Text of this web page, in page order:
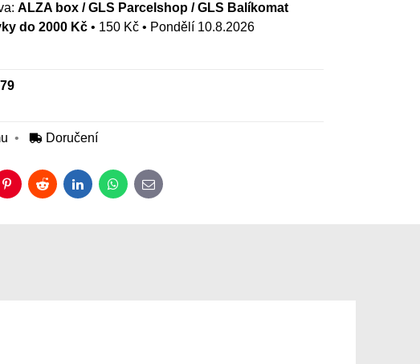
ALZA box / GLS Parcelshop / GLS Balíkomat
do 2000 Kč• 150 Kč • Pondělí 10.8.2026
Doručení
PinterestRedditLinkedInWhatsApp
E-mail